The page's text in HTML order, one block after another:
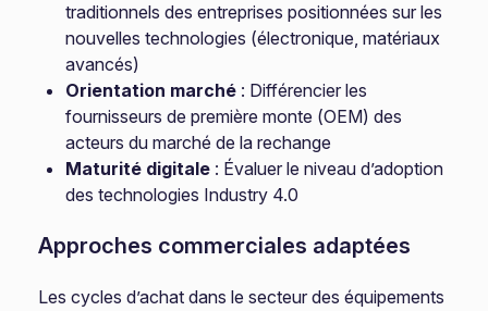
traditionnels des entreprises positionnées sur les
nouvelles technologies (électronique, matériaux
avancés)
Orientation marché : Différencier les
fournisseurs de première monte (OEM) des
acteurs du marché de la rechange
Maturité digitale : Évaluer le niveau d’adoption
des technologies Industry 4.0
Approches commerciales adaptées
Les cycles d’achat dans le secteur des équipements